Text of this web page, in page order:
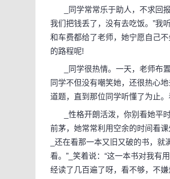
_同学常常乐于助人，不求回报
我们把钱丢了，没有去吃饭。”我
和车费都给了老师，她宁愿自己
的路程呢!
_同学很热情。一天，老师布置
同学不但没有嘲笑她，还很热心
道题，直到那位同学听懂了为止
_性格开朗活泼，你别看她平时
前茅，她常常利用空余的时间看
_还在看那一本又旧又破的书，
看。”_笑着说：“这一本书对我有
经读了几百遍了呀，看不够，不